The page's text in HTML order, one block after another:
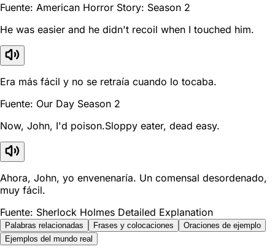
Fuente: American Horror Story: Season 2
He was easier and he didn't recoil when I touched him.
Era más fácil y no se retraía cuando lo tocaba.
Fuente: Our Day Season 2
Now, John, I'd poison.Sloppy eater, dead easy.
Ahora, John, yo envenenaría. Un comensal desordenado,
muy fácil.
Fuente: Sherlock Holmes Detailed Explanation
Palabras relacionadas Frases y colocaciones
Oraciones de ejemplo
Ejemplos del mundo real